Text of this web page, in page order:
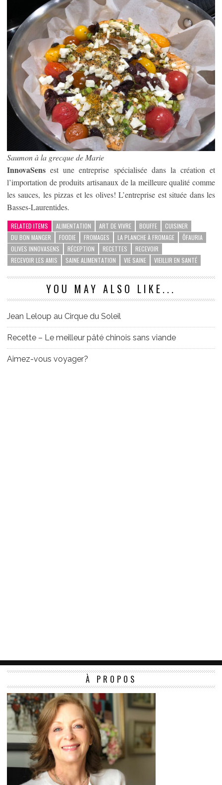
Saumon à la grecquede Marie
InnovaSens est une entreprise spécialisée dans la création et
l’importation de produits artisanaux de la meilleure qualité comme
les sauces, les pizzas et les olives! L’entreprise est située dans les
Basses-Laurentides.
RELATED ITEMS ALIMENTATION ART DE VIVRE BOUFFE
CUISINER
DU BON MANGER
FOODIE FROMAGES LA PLANCHE À FROMAGE
ÔFAURIA
OLIVES INNOVASENS
RÉCEPTION RECETTES
RECEVOIR
RECEVOIR LES AMIS
SAINE ALIMENTATION VIE SAINE VIEILLIR EN SANTÉ
YOU MAY ALSO LIKE...
Jean Leloup au Cirque du Soleil
Recette – Le meilleur pâté chinois sans viande
Aimez-vous voyager?
À PROPOS